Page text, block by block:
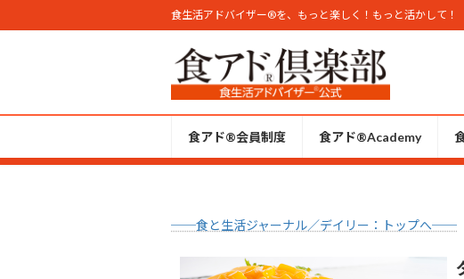
ン
へ
キ
ビ
ョ
に
食生活アドバイザー®︎を、もっと楽しく！もっと活かして！
食アド®会員制度 食アド®︎Academy
──食と生活ジャーナル／デイリー：トップへ──